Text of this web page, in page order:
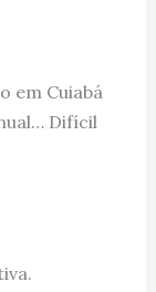
em Cuiabá
Difícil